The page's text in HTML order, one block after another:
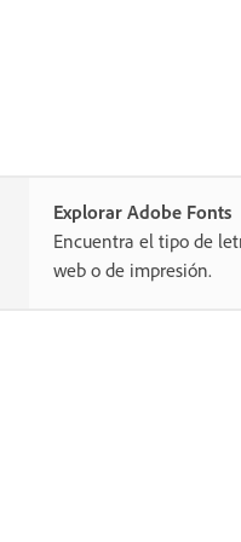
Explorar Adobe Fonts
Encuentra el tipo de
web o de impresión.